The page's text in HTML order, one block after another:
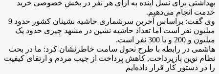
بهداشتی برای نسل آینده به ازای هر نفر در بخش خصوصی خرید
خدمت انجام می‌دهیم.
وی گفت: براساس آخرین سرشماری حاشیه نشینان کشور حدود 9
میلیون نفر است اما تعداد حاشیه نشین در مشهد چیزی حدود یک
میلیون و 200 و یا 300 نفر است.
هاشمی در رابطه با طرح تحول سامت خاطرنشان کرد: ما در بحث
نظام نوین بازپرداخت, کاهش پرداخت از جیب مردم و ارتقای کیفیت
را در دستور کار قرار داده‌ایم